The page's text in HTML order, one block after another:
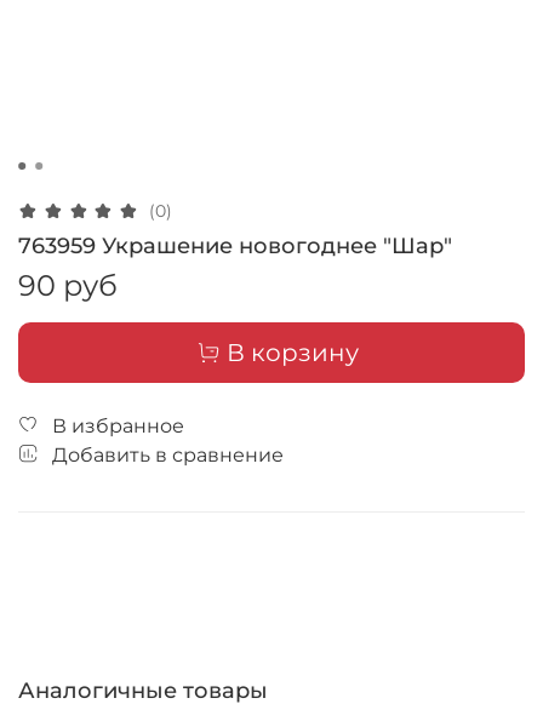
(0)
763959 Украшение новогоднее "Шар"
90 руб
В корзину
В избранное
Добавить в сравнение
Аналогичные товары